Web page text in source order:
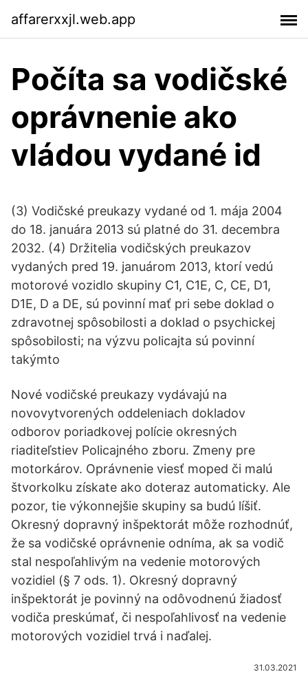
affarerxxjl.web.app
Počíta sa vodičské
oprávnenie ako
vládou vydané id
(3) Vodičské preukazy vydané od 1. mája 2004
do 18. januára 2013 sú platné do 31. decembra
2032. (4) Držitelia vodičských preukazov
vydaných pred 19. januárom 2013, ktorí vedú
motorové vozidlo skupiny C1, C1E, C, CE, D1,
D1E, D a DE, sú povinní mať pri sebe doklad o
zdravotnej spôsobilosti a doklad o psychickej
spôsobilosti; na výzvu policajta sú povinní
takýmto
Nové vodičské preukazy vydávajú na
novovytvorených oddeleniach dokladov
odborov poriadkovej polície okresných
riaditeľstiev Policajného zboru. Zmeny pre
motorkárov. Oprávnenie viesť moped či malú
štvorkolku získate ako doteraz automaticky. Ale
pozor, tie výkonnejšie skupiny sa budú líšiť.
Okresný dopravný inšpektorát môže rozhodnúť,
že sa vodičské oprávnenie odníma, ak sa vodič
stal nespoľahlivým na vedenie motorových
vozidiel (§ 7 ods. 1). Okresný dopravný
inšpektorát je povinný na odôvodnenú žiadosť
vodiča preskúmať, či nespoľahlivosť na vedenie
motorových vozidiel trvá i naďalej.
31.03.2021